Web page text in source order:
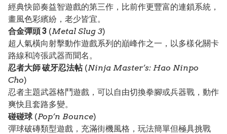
經典快節奏益智遊戲的第三作，比前作更豐富的連鎖系統，
畫風色彩繽紛，老少皆宜。
合金彈頭 3 (Metal Slug 3)
超人氣橫向射擊動作遊戲系列的巔峰作之一，以多樣化關卡
路線和誇張武器而聞名。
忍者大師 破牙忍法帖(Ninja Master’s: Hao Ninpo
Cho)
忍者主題武器格鬥遊戲，可以自由切換拳腳或兵器戰，動作
爽快且套路多變。
碰碰球(Pop’n Bounce)
彈球破磚類型遊戲，充滿街機風格，玩法簡單但極具挑戰